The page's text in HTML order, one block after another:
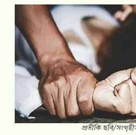
প্রতীকি ছবি/